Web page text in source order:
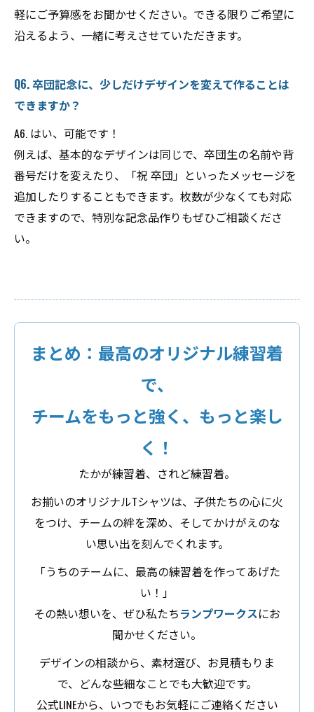
軽にご予算感をお聞かせください。できる限りご希望に
沿えるよう、一緒に考えさせていただきます。
Q6. 卒団記念に、少しだけデザインを変えて作ることは
できますか？
A6. はい、可能です！
例えば、基本的なデザインは同じで、卒団生の名前や背
番号だけを変えたり、「祝 卒団」といったメッセージを
追加したりすることもできます。枚数が少なくても対応
できますので、特別な記念品作りもぜひご相談くださ
い。
まとめ：最高のオリジナル練習着
で、
チームをもっと強く、もっと楽し
く！
たかが練習着、されど練習着。
お揃いのオリジナルTシャツは、子供たちの心に火
をつけ、チームの絆を深め、そしてかけがえのな
い思い出を刻んでくれます。
「うちのチームに、最高の練習着を作ってあげた
い！」
その熱い想いを、ぜひ私たちランプワークスにお
聞かせください。
デザインの相談から、素材選び、お見積もりま
で、どんな些細なことでも大歓迎です。
公式LINEから、いつでもお気軽にご連絡ください